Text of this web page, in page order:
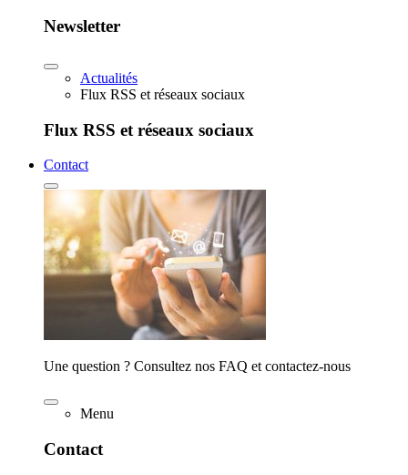
Newsletter
Actualités
Flux RSS et réseaux sociaux
Flux RSS et réseaux sociaux
Contact
Une question ? Consultez nos FAQ et contactez-nous
Menu
Contact